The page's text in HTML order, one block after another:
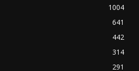
1004
641
442
314
291